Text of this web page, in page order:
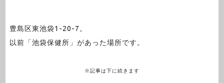
豊島区東池袋1-20-7。
以前「池袋保健所」があった場所です。
※記事は下に続きます